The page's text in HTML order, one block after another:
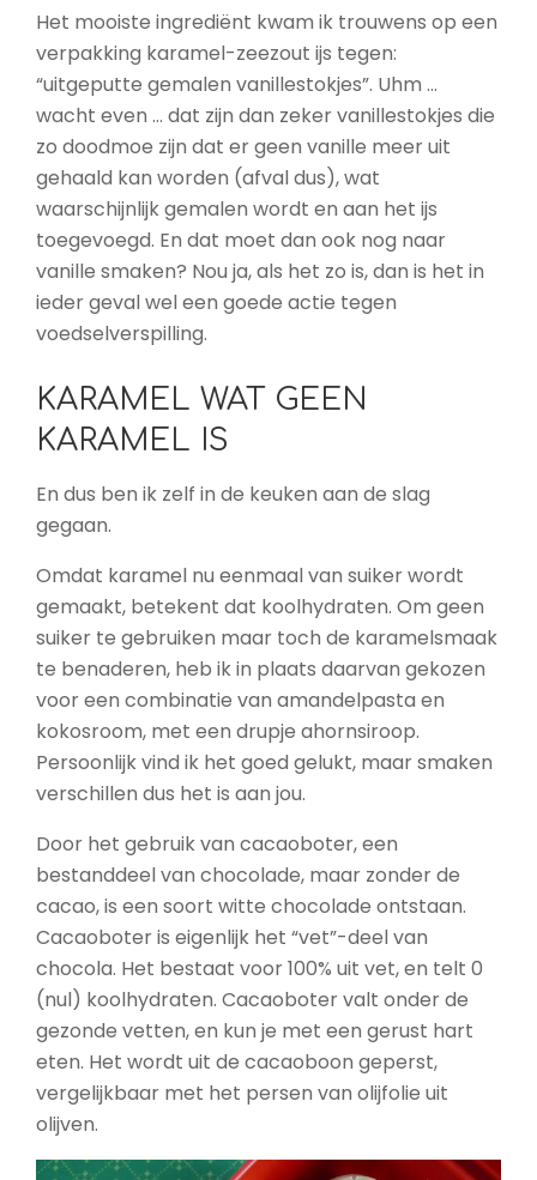
Het mooiste ingrediënt kwam ik trouwens op een
verpakking karamel-zeezout ijs tegen:
“uitgeputte gemalen vanillestokjes”. Uhm …
wacht even … dat zijn dan zeker vanillestokjes die
zo doodmoe zijn dat er geen vanille meer uit
gehaald kan worden (afval dus), wat
waarschijnlijk gemalen wordt en aan het ijs
toegevoegd. En dat moet dan ook nog naar
vanille smaken? Nou ja, als het zo is, dan is het in
ieder geval wel een goede actie tegen
voedselverspilling.
KARAMEL WAT GEEN
KARAMEL IS
En dus ben ik zelf in de keuken aan de slag
gegaan.
Omdat karamel nu eenmaal van suiker wordt
gemaakt, betekent dat koolhydraten. Om geen
suiker te gebruiken maar toch de karamelsmaak
te benaderen, heb ik in plaats daarvan gekozen
voor een combinatie van amandelpasta en
kokosroom, met een drupje ahornsiroop.
Persoonlijk vind ik het goed gelukt, maar smaken
verschillen dus het is aan jou.
Door het gebruik van cacaoboter, een
bestanddeel van chocolade, maar zonder de
cacao, is een soort witte chocolade ontstaan.
Cacaoboter is eigenlijk het “vet”-deel van
chocola. Het bestaat voor 100% uit vet, en telt 0
(nul) koolhydraten. Cacaoboter valt onder de
gezonde vetten, en kun je met een gerust hart
eten. Het wordt uit de cacaoboon geperst,
vergelijkbaar met het persen van olijfolie uit
olijven.